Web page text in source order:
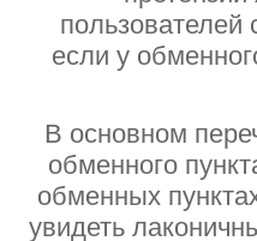
пользователей
если у
В основном
обменного
обменных
увидеть